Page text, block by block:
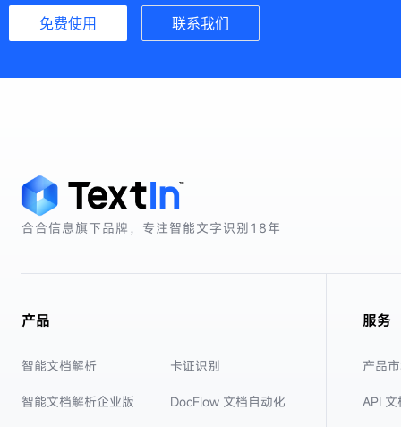
免费使用 联系我们
合合信息旗下品牌，专注智能文字识别18年
产品
智能文档解析
智能文档解析企业版
卡证识别
DocFlow 文档自动化
服务
产品
API